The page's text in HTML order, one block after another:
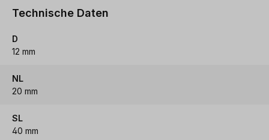
Technische Daten
D
12 mm
NL
20 mm
SL
40 mm